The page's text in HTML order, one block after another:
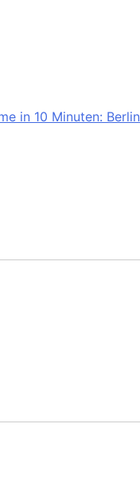
in 10 Minuten: